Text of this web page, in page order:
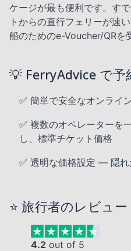
ケージが最も便利です。す
トからの直行フェリーが速
船のためのe-Voucher/QRを
💡 FerryAdvice で予
✅ 簡単で安全なオンライ
✅ 複数のオペレーターを
し、標準チケット価格
✅ 透明な価格設定 — 隠れ
⭐ 旅行者のレビュー
4.2 out of 5